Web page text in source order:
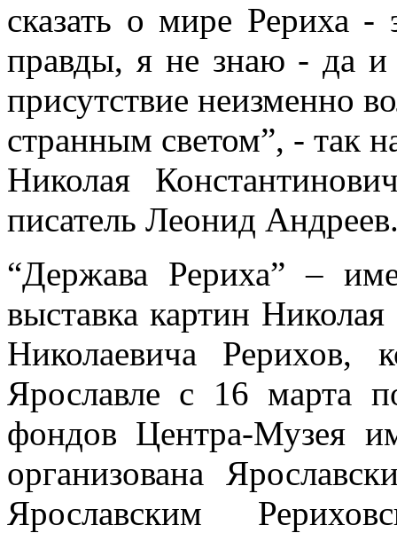
сказать о мире Рериха
правды, я не знаю - да и
присутствие неизменно
странным светом”, - так
Николая
писатель Леонид
“Держава Рериха” –
выставка картин
Николаевича Рерихов,
Ярославле с 16 марта
фондов Центра-Музея
организована
Ярославским